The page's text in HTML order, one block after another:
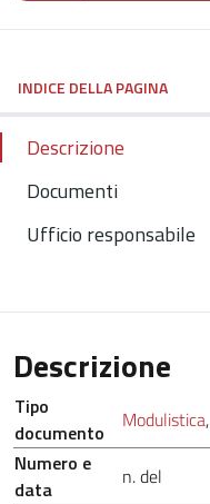
INDICE DELLA PAGINA
Descrizione
Documenti
Ufficio responsabile
Descrizione
Tipo
documento
Modulistica,
Numero e
data
n. del